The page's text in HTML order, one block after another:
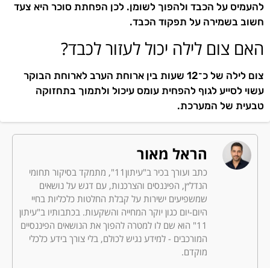
להעמיס על הכבד ולהפוך לשומן. לכן הפחתת סוכר היא צעד
חשוב בשמירה על תפקוד הכבד.
האם צום לילה יכול לעזור לכבד?
צום לילה של כ־12 שעות בין ארוחת הערב לארוחת הבוקר
עשוי לסייע לגוף להפחית עומס עיכול ולתמוך בתחזוקה
טבעית של המערכת.
הראל מאור
כתב ועורך בכיר ב"עיתון11", מתמקד בסיקור תחומי
הנדל״ן, הפיננסים והצרכנות, עם דגש על נושאים
שמשפיעים ישירות על קבלת החלטות כלכליות בחיי
היום-יום כגון יוקר המחייה והשקעות. בכתבותיו ב"עיתון
11" הוא שם לו למטרה להפוך את הנושאים הפיננסיים
המורכבים - למידע נגיש לכולם, בלי צורך בידע כלכלי
מוקדם.